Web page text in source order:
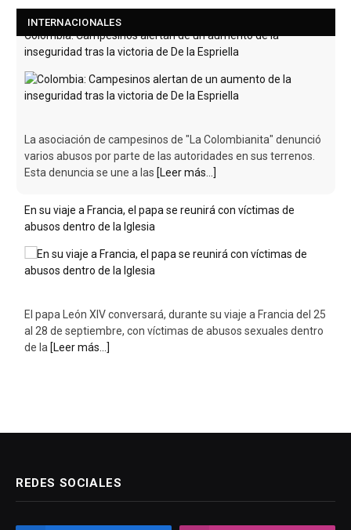
INTERNACIONALES
En su viaje a Francia, el papa se reunirá con víctimas de
abusos dentro de la Iglesia
El papa León XIV conversará, durante su viaje a Francia del 25
al 28 de septiembre, con víctimas de abusos sexuales dentro
Colombia: Campesinos alertan de un aumento de la
inseguridad tras la victoria de De la Espriella
La asociación de campesinos de "La Colombianita" denunció
varios abusos por parte de las autoridades en sus terrenos.
REDES SOCIALES